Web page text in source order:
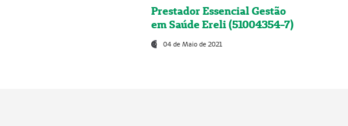
Prestador Essencial Gestão
em Saúde Ereli (51004354-7)
04 de Maio de 2021